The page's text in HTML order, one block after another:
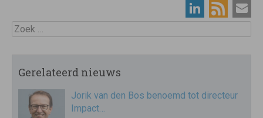
Zoek
Gerelateerd nieuws
Jorik van den Bos benoemd tot directeur
Impact…